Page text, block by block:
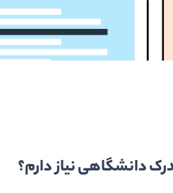
دانشگاهی نیاز دارم؟